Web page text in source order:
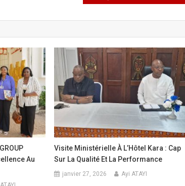
Au
Visite Ministérielle À L’Hôtel Kara : Cap
Sur La Qualité Et La Performance
janvier 27, 2026 Ayi ATAYI